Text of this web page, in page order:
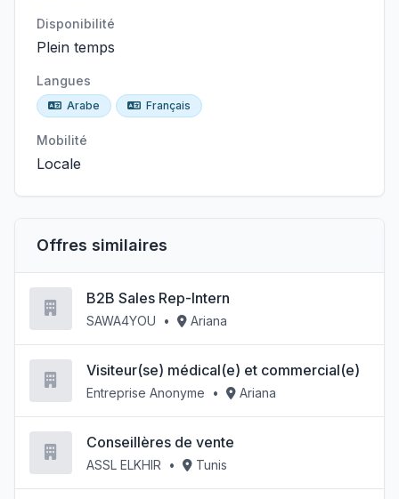
Disponibilité
Plein temps
Langues
Arabe Français
Mobilité
Locale
Offres similaires
B2B Sales Rep-Intern
SAWA4YOU • Ariana
Visiteur(se) médical(e) et commercial(e)
Entreprise Anonyme • Ariana
Conseillères de vente
ASSL ELKHIR • Tunis